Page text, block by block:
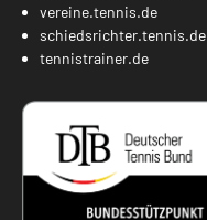
vereine.tennis.de
schiedsrichter.tennis.de
tennistrainer.de